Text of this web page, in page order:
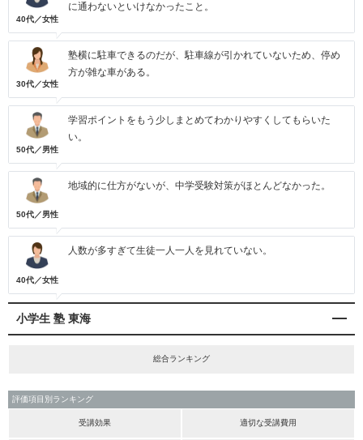
40代／女性
に通わないといけなかったこと。
30代／女性
塾横に駐車できるのだが、駐車線が引かれていないため、停め
方が雑な車がある。
50代／男性
学習ポイントをもう少しまとめてわかりやすくしてもらいた
い。
50代／男性
地域的に仕方がないが、中学受験対策がほとんどなかった。
40代／女性
人数が多すぎて生徒一人一人を見れていない。
小学生 塾 東海
総合ランキング
評価項目別ランキング
受講効果 適切な受講費用